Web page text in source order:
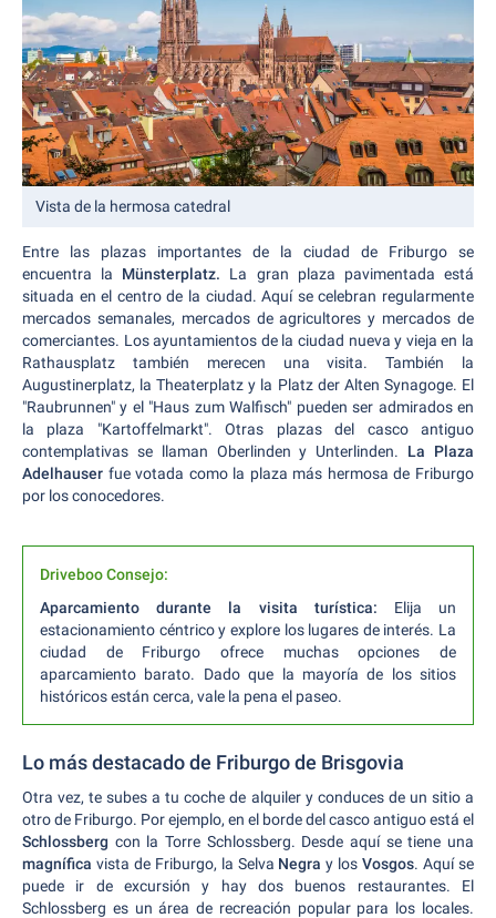
Vista de la hermosa catedral
Entre las plazas importantes de la ciudad de Friburgo se
encuentra la Münsterplatz. La gran plaza pavimentada está
situada en el centro de la ciudad. Aquí se celebran regularmente
mercados semanales, mercados de agricultores y mercados de
comerciantes. Los ayuntamientos de la ciudad nueva y vieja en la
Rathausplatz también merecen una visita. También la
Augustinerplatz, la Theaterplatz y la Platz der Alten Synagoge. El
"Raubrunnen" y el "Haus zum Walfisch" pueden ser admirados en
la plaza "Kartoffelmarkt". Otras plazas del casco antiguo
contemplativas se llaman Oberlinden y Unterlinden. La Plaza
Adelhauser fue votada como la plaza más hermosa de Friburgo
por los conocedores.
Driveboo Consejo:
Aparcamiento durante la visita turística: Elija un
estacionamiento céntrico y explore los lugares de interés. La
ciudad de Friburgo ofrece muchas opciones de
aparcamiento barato. Dado que la mayoría de los sitios
históricos están cerca, vale la pena el paseo.
Lo más destacado de Friburgo de Brisgovia
Otra vez, te subes a tu coche de alquiler y conduces de un sitio a
otro de Friburgo. Por ejemplo, en el borde del casco antiguo está el
Schlossberg con la Torre Schlossberg. Desde aquí se tiene una
magnífica vista de Friburgo, la Selva Negray losVosgos. Aquí se
puede ir de excursión y hay dos buenos restaurantes. El
Schlossberg es un área de recreación popular para los locales.